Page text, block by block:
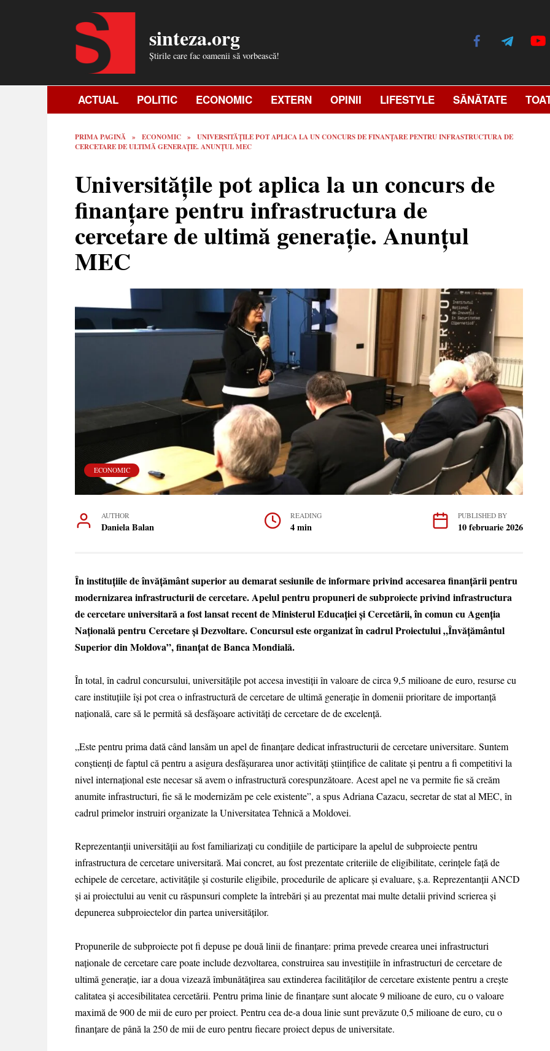
sinteza.org
Știrile care fac oamenii să vorbească!
ACTUAL POLITIC ECONOMIC EXTERN OPINII LIFESTYLE SĂNĂTATE
PRIMA PAGINĂ » ECONOMIC »
UNIVERSITĂȚILE POT APLICA LA UN CONCURS DE FINANȚARE PENTRU INFRASTRUCTURA DE
CERCETARE DE ULTIMĂ GENERAȚIE. ANUNȚUL MEC
Universitățile pot aplica la un concurs de
finanțare pentru infrastructura de
cercetare de ultimă generație. Anunțul
MEC
ECONOMIC
AUTHOR
Daniela Balan
READING
4 min
PUBLISHED BY
10 februarie 2026
În instituțiile de învățământ superior au demarat sesiunile de informare privind accesarea finanțării pentru
modernizarea infrastructurii de cercetare. Apelul pentru propuneri de subproiecte privind infrastructura
de cercetare universitară a fost lansat recent de Ministerul Educației și Cercetării, în comun cu Agenția
Națională pentru Cercetare și Dezvoltare. Concursul este organizat în cadrul Proiectului „Învățământul
Superior din Moldova”, finanțat de Banca Mondială.
În total, în cadrul concursului, universitățile pot accesa investiții în valoare de circa 9,5 milioane de euro, resurse cu
care instituțiile își pot crea o infrastructură de cercetare de ultimă generație în domenii prioritare de importanță
națională, care să le permită să desfășoare activități de cercetare de de excelență.
„Este pentru prima dată când lansăm un apel de finanțare dedicat infrastructurii de cercetare universitare. Suntem
conștienți de faptul că pentru a asigura desfășurarea unor activități științifice de calitate și pentru a fi competitivi la
nivel internațional este necesar să avem o infrastructură corespunzătoare. Acest apel ne va permite fie să creăm
anumite infrastructuri, fie să le modernizăm pe cele existente”, a spus Adriana Cazacu, secretar de stat al MEC, în
cadrul primelor instruiri organizate la Universitatea Tehnică a Moldovei.
Reprezentanții universității au fost familiarizați cu condițiile de participare la apelul de subproiecte pentru
infrastructura de cercetare universitară. Mai concret, au fost prezentate criteriile de eligibilitate, cerințele față de
echipele de cercetare, activitățile și costurile eligibile, procedurile de aplicare și evaluare, ș.a. Reprezentanții ANCD
și ai proiectului au venit cu răspunsuri complete la întrebări și au prezentat mai multe detalii privind scrierea și
depunerea subproiectelor din partea universităților.
Propunerile de subproiecte pot fi depuse pe două linii de finanțare: prima prevede crearea unei infrastructuri
naționale de cercetare care poate include dezvoltarea, construirea sau investițiile în infrastructuri de cercetare de
ultimă generație, iar a doua vizează îmbunătățirea sau extinderea facilităților de cercetare existente pentru a crește
calitatea și accesibilitatea cercetării. Pentru prima linie de finanțare sunt alocate 9 milioane de euro, cu o valoare
maximă de 900 de mii de euro per proiect. Pentru cea de-a doua linie sunt prevăzute 0,5 milioane de euro, cu o
finanțare de până la 250 de mii de euro pentru fiecare proiect depus de universitate.